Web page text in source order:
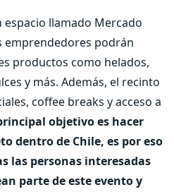
llamado Mercado
emprendedores podrán
productos como helados,
y más. Además, el recinto
coffee breaks y acceso a
objetivo es hacer
dentro de Chile, es por eso
las personas interesadas
parte de este evento y